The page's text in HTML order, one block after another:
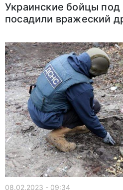
Украинские бойцы
посадили вражеский
08.02.2023 - 09:34